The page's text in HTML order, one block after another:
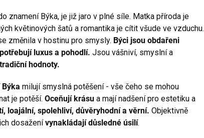
znamení Býka, je již jaro v plné síle. Matka příroda je
květinových šatů a romantika je cítit všude ve vzduchu.
změnila v hostinu pro smysly. Býci jsou obdařeni
luxus a pohodlí. Jsou vášniví, smyslní a
hodnoty.
milují smyslná potěšení - vše čeho se mohou
je potěší. Oceňují krásu a mají nadšení pro estetiku a
loajální, spolehliví, důvěryhodní a věrní. Objektivně
dosaženívynakládají důsledné úsilí.